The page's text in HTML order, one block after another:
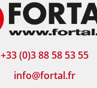
+33 (0)3 88 58 53 55
info@fortal.fr